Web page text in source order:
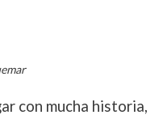
con mucha historia,